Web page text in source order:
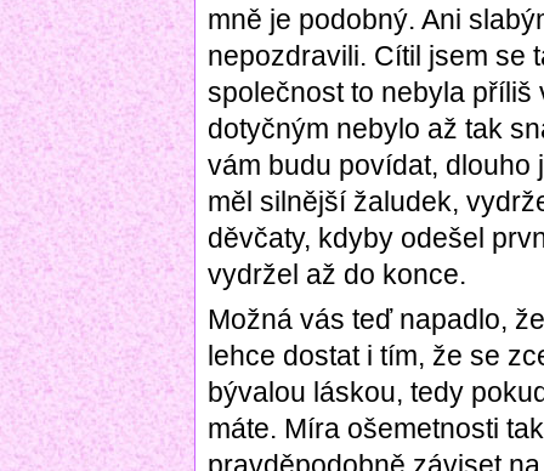
mně je podobný. Ani
nepozdravili. Cítil jsem se
společnost to nebyla
dotyčným nebylo až tak
vám budu povídat, dlouho
měl silnější žaludek,
děvčaty, kdyby odešel
vydržel až do konce.
Možná vás teď napadlo,
lehce dostat i tím, že se
bývalou láskou, tedy
máte. Míra ošemetnosti